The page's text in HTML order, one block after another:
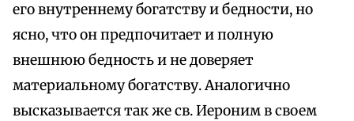
его внутреннему богатству и бедности, но
ясно, что он предпочитает и полную
внешнюю бедность и не доверяет
материальному богатству. Аналогично
высказывается так же св. Иероним в своем